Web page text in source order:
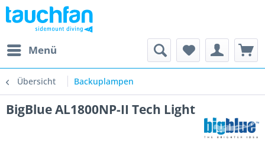
Menü
Übersicht Backuplampen
BigBlue AL1800NP-II Tech Light